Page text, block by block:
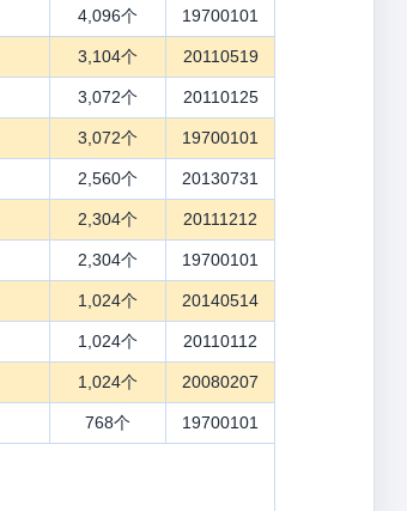
4,096个 19700101
3,104个 20110519
3,072个 20110125
3,072个 19700101
2,560个 20130731
2,304个 20111212
2,304个 19700101
1,024个 20140514
1,024个 20110112
1,024个 20080207
768个 19700101